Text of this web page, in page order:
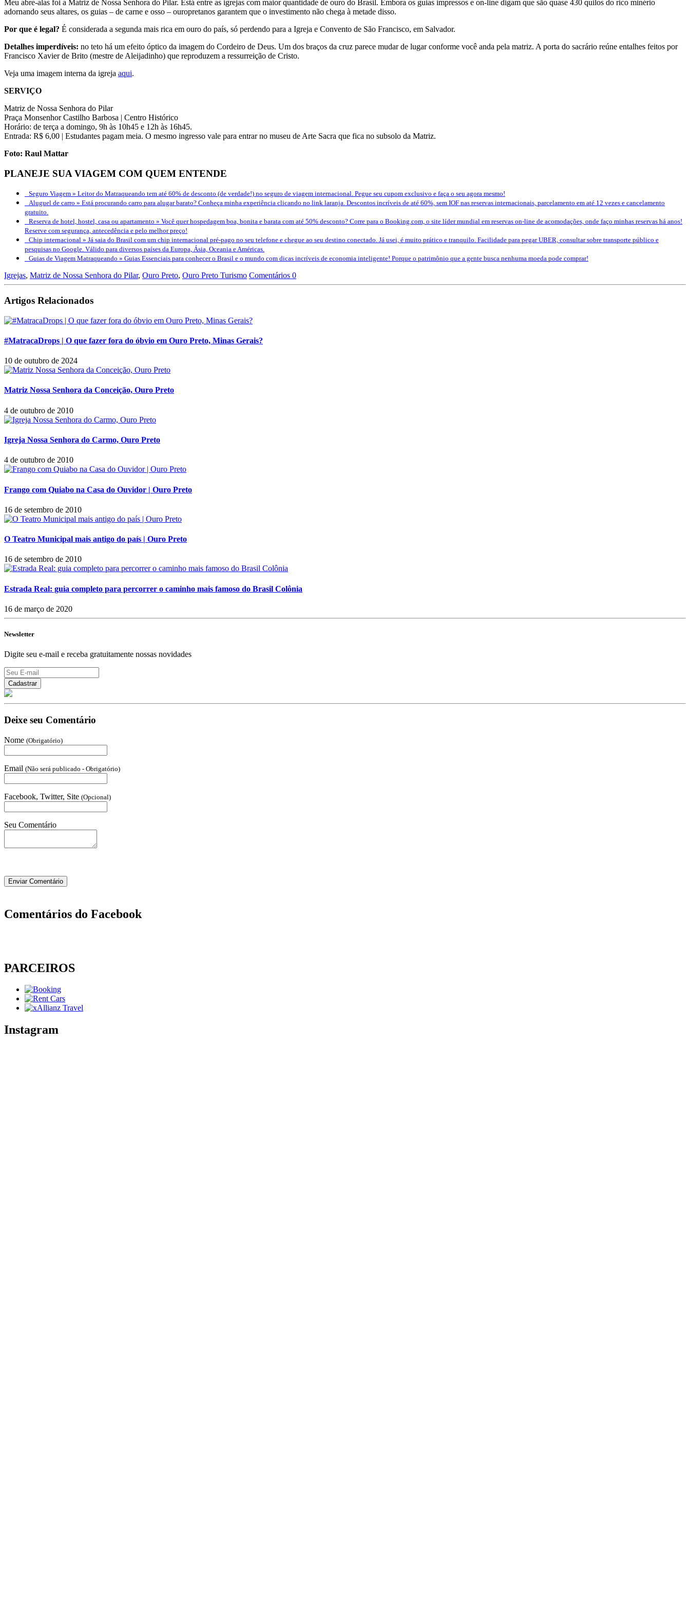
Meu abre-alas foi a Matriz de Nossa Senhora do Pilar. Está entre as igrejas com maior quantidade de ouro do Brasil. Embora os guias impressos e on-line digam que são quase 430 quilos do rico minério
adornando seus altares, os guias – de carne e osso – ouropretanos garantem que o investimento não chega à metade disso.
Por que é legal? É considerada a segunda mais rica em ouro do país, só perdendo para a Igreja e Convento de São Francisco, em Salvador.
Detalhes imperdíveis: no teto há um efeito óptico da imagem do Cordeiro de Deus. Um dos braços da cruz parece mudar de lugar conforme você anda pela matriz. A porta do sacrário reúne entalhes feitos por
Francisco Xavier de Brito (mestre de Aleijadinho) que reproduzem a ressurreição de Cristo.
Veja uma imagem interna da igreja aqui.
SERVIÇO
Matriz de Nossa Senhora do Pilar
Praça Monsenhor Castilho Barbosa | Centro Histórico
Horário: de terça a domingo, 9h às 10h45 e 12h às 16h45.
Entrada: R$ 6,00 | Estudantes pagam meia. O mesmo ingresso vale para entrar no museu de Arte Sacra que fica no subsolo da Matriz.
Foto: Raul Mattar
PLANEJE SUA VIAGEM COM QUEM ENTENDE
Seguro Viagem » Leitor do Matraqueando tem até 60% de desconto (de verdade!) no seguro de viagem internacional. Pegue seu cupom exclusivo e faça o seu agora mesmo!
Aluguel de carro » Está procurando carro para alugar barato? Conheça minha experiência clicando no link laranja. Descontos incríveis de até 60%, sem IOF nas reservas internacionais, parcelamento em até 12 vezes e cancelamento
gratuito.
Reserva de hotel, hostel, casa ou apartamento » Você quer hospedagem boa, bonita e barata com até 50% desconto? Corre para o Booking.com, o site líder mundial em reservas on-line de acomodações, onde faço minhas reservas há anos!
Reserve com segurança, antecedência e pelo melhor preço!
Chip internacional » Já saia do Brasil com um chip internacional pré-pago no seu telefone e chegue ao seu destino conectado. Já usei, é muito prático e tranquilo. Facilidade para pegar UBER, consultar sobre transporte público e
pesquisas no Google. Válido para diversos países da Europa, Ásia, Oceania e Américas.
Guias de Viagem Matraqueando » Guias Essenciais para conhecer o Brasil e o mundo com dicas incríveis de economia inteligente! Porque o patrimônio que a gente busca nenhuma moeda pode comprar!
Igrejas, Matriz de Nossa Senhora do Pilar, Ouro Preto, Ouro Preto Turismo Comentários 0
Artigos Relacionados
#MatracaDrops | O que fazer fora do óbvio em Ouro Preto, Minas Gerais?
10 de outubro de 2024
Matriz Nossa Senhora da Conceição, Ouro Preto
4 de outubro de 2010
Igreja Nossa Senhora do Carmo, Ouro Preto
4 de outubro de 2010
Frango com Quiabo na Casa do Ouvidor | Ouro Preto
16 de setembro de 2010
O Teatro Municipal mais antigo do país | Ouro Preto
16 de setembro de 2010
Estrada Real: guia completo para percorrer o caminho mais famoso do Brasil Colônia
16 de março de 2020
Newsletter
Digite seu e-mail e receba gratuitamente nossas novidades
Deixe seu Comentário
Nome (Obrigatório)
Email (Não será publicado - Obrigatório)
Facebook, Twitter, Site (Opcional)
Seu Comentário
Comentários do Facebook
PARCEIROS
Instagram